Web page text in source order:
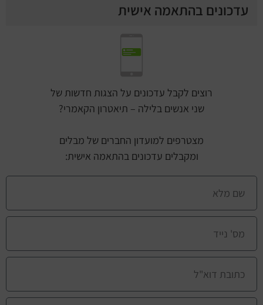
עדכונים בהתאמה אישית
רוצים לקבל עדכונים על הצגות חדשות של
שני אנשים בלילה – תיאטרון הקאמרי?
מצטרפים למועדון החברים של מבלים
ומקבלים עדכונים בהתאמה אישית: